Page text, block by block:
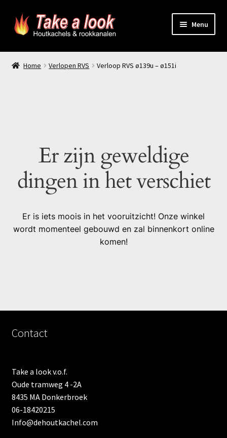
Ga
door
Ga
naar
Menu
Home
Producten
Home Verlopen RVS Verloop RVS ø139u – ø151i
Er zijn geweldige
dingen in het verschiet
Er is iets moois in het vooruitzicht! Onze winkel
wordt momenteel gebouwd en zal binnenkort online
komen!
Contact
Take a look v.o.f.
Oude tramweg 4 -2A
8435 MA Donkerbroek
06-18420215
Info@dehoutkachel.com